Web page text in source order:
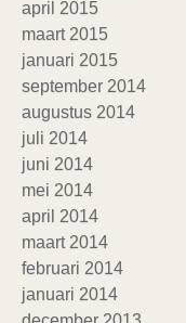
april 2015
maart 2015
januari 2015
september 2014
augustus 2014
juli 2014
juni 2014
mei 2014
april 2014
maart 2014
februari 2014
januari 2014